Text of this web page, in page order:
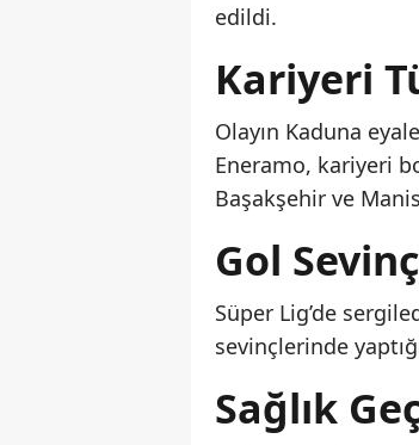
edildi.
Kariyeri
Olayın Kaduna
Eneramo, kariyeri
Başakşehir ve
Gol
Süper Lig’de
sevinçlerinde
Sağlık